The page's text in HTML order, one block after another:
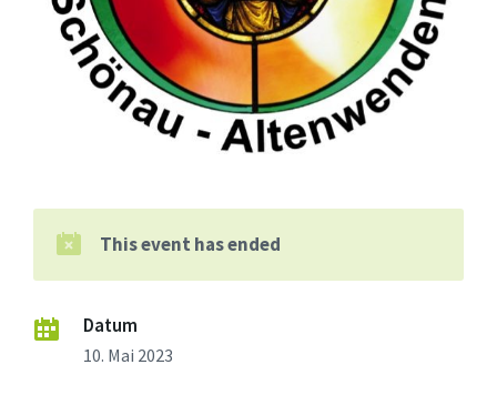
This event has ended
Datum
10. Mai 2023